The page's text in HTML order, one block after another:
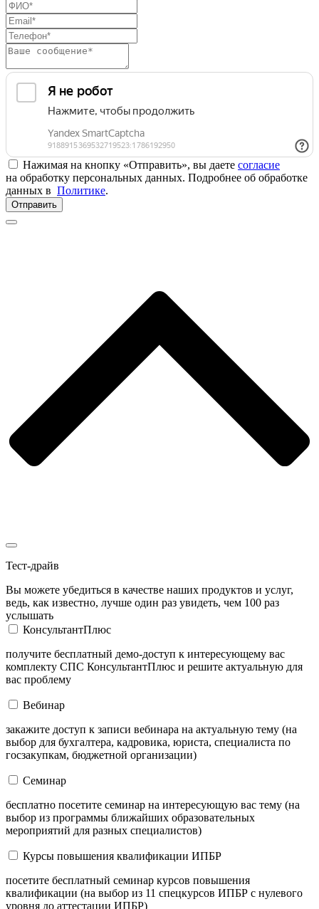
Нажимая на кнопку «Отправить», вы даете согласие
на обработку персональных данных. Подробнее об обработке
данных в Политике.
Отправить
Тест-драйв
Вы можете убедиться в качестве наших продуктов и услуг,
ведь, как известно, лучше один раз увидеть, чем 100 раз
услышать
КонсультантПлюс
получите бесплатный демо-доступ к интересующему вас
комплекту СПС КонсультантПлюс и решите актуальную для
вас проблему
Вебинар
закажите доступ к записи вебинара на актуальную тему (на
выбор для бухгалтера, кадровика, юриста, специалиста по
госзакупкам, бюджетной организации)
Семинар
бесплатно посетите семинар на интересующую вас тему (на
выбор из программы ближайших образовательных
мероприятий для разных специалистов)
Курсы повышения квалификации ИПБР
посетите бесплатный семинар курсов повышения
квалификации (на выбор из 11 спецкурсов ИПБР с нулевого
уровня до аттестации ИПБР)